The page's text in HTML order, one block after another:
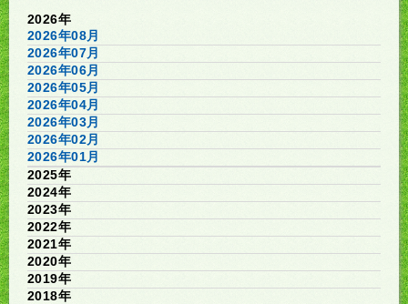
2026年
2026年08月
2026年07月
2026年06月
2026年05月
2026年04月
2026年03月
2026年02月
2026年01月
2025年
2024年
2023年
2022年
2021年
2020年
2019年
2018年